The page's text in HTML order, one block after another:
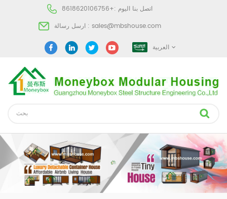
اتصل بنا اليوم :+8618620106756
ارسل رسالة : sales@mbshouse.com
العربية